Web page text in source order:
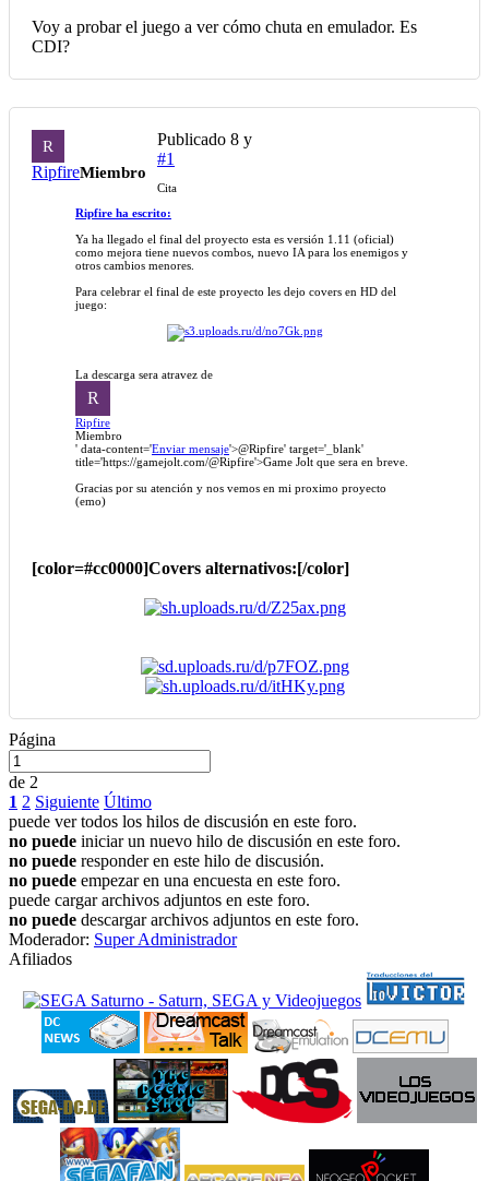
Voy a probar el juego a ver cómo chuta en emulador. Es
CDI?
R
RipfireMiembro
Publicado 8 y
#1
Cita
Ripfire ha escrito:
Ya ha llegado el final del proyecto esta es versión 1.11 (oficial)
como mejora tiene nuevos combos, nuevo IA para los enemigos y
otros cambios menores.
Para celebrar el final de este proyecto les dejo covers en HD del
juego:
La descarga sera atravez de
R
Ripfire
Miembro
' data-content='Enviar mensaje'>@Ripfire' target='_blank'
title='https://gamejolt.com/@Ripfire'>Game Jolt que sera en breve.
Gracias por su atención y nos vemos en mi proximo proyecto
(emo)
[color=#cc0000]Covers alternativos:[/color]
Página
de 2
1 2 Siguiente Último
puede ver todos los hilos de discusión en este foro.
no puede iniciar un nuevo hilo de discusión en este foro.
no puede responder en este hilo de discusión.
no puede empezar en una encuesta en este foro.
puede cargar archivos adjuntos en este foro.
no puede descargar archivos adjuntos en este foro.
Moderador: Super Administrador
Afiliados